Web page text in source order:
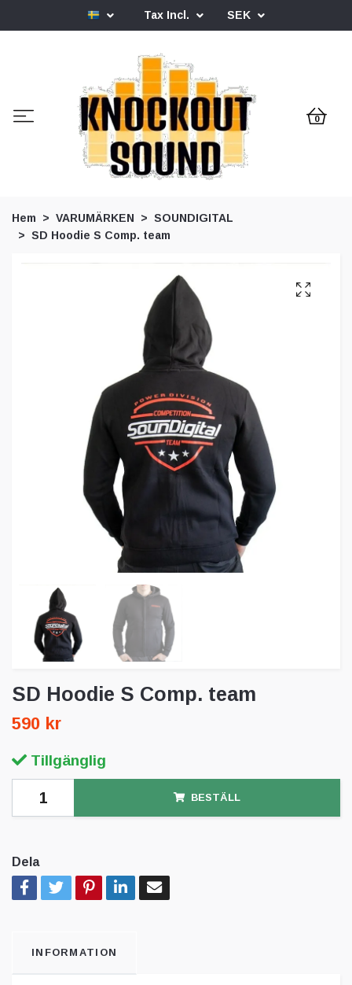
Tax Incl. SEK
0
Hem VARUMÄRKEN
SOUNDIGITAL
SD Hoodie S Comp. team
SD Hoodie S Comp. team
590 kr
Tillgänglig
BESTÄLL
Dela
INFORMATION